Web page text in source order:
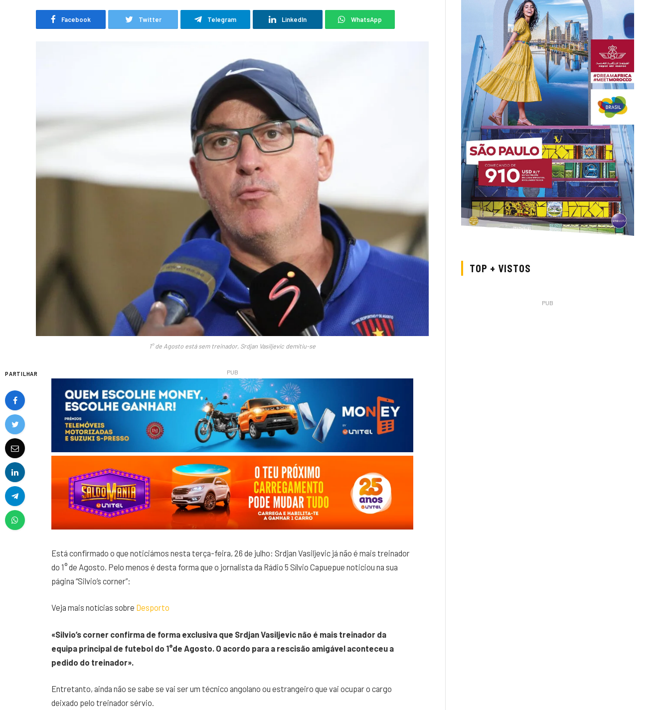
Facebook Twitter Telegram LinkedIn WhatsApp
1° de Agosto está sem treinador, Srdjan Vasiljevic demitiu-se
PARTILHAR PUB
Está confirmado o que noticiámos nesta terça-feira, 26 de julho: Srdjan Vasiljevic já não é mais treinador
do 1° de Agosto. Pelo menos é desta forma que o jornalista da Rádio 5 Sílvio Capuepue noticiou na sua
página “Silvio’s corner”:
Veja mais notícias sobre Desporto
«Silvio’s corner confirma de forma exclusiva que Srdjan Vasiljevic não é mais treinador da
equipa principal de futebol do 1°de Agosto. O acordo para a rescisão amigável aconteceu a
pedido do treinador».
Entretanto, ainda não se sabe se vai ser um técnico angolano ou estrangeiro que vai ocupar o cargo
deixado pelo treinador sérvio.
TOP + VISTOS
PUB